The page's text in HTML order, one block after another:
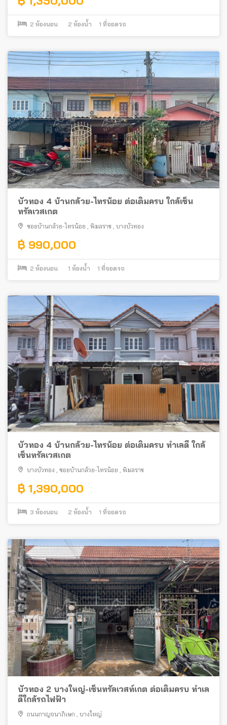
2 ห้องนอน 2 ห้องน้ำ 1 ที่จอดรถ
บัวทอง 4 บ้านกล้วย-ไทรน้อย ต่อเติมครบ ใกล้เซ็น
ทรัลเวสเกต
ซอยบ้านกล้วย-ไทรน้อย พิมลราช บางบัวทอง
฿ 990,000
2 ห้องนอน 1 ห้องน้ำ 1 ที่จอดรถ
บัวทอง 4 บ้านกล้วย-ไทรน้อย ต่อเติมครบ ทำเลดี ใกล้
เซ็นทรัลเวสเกต
บางบัวทอง , ซอยบ้านกล้วย-ไทรน้อย , พิมลราช
฿ 1,390,000
3 ห้องนอน 2 ห้องน้ำ 1 ที่จอดรถ
บัวทอง 2 บางใหญ่-เซ็นทรัลเวสท์เกต ต่อเติมครบ ทำเล
ดีใกล้รถไฟฟ้า
ถนนกาญจนาภิเษก , บางใหญ่